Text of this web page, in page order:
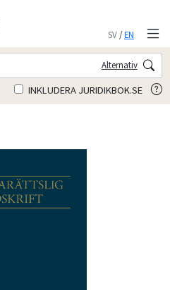
SV/EN
Alternativ
INKLUDERA JURIDIKBOK.SE